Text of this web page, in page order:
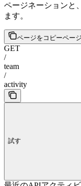
ページネーションと
ます。
ページをコピーペー
GET
/
team
/
activity
試す